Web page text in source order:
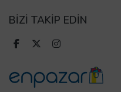
BİZİ TAKİP EDİN